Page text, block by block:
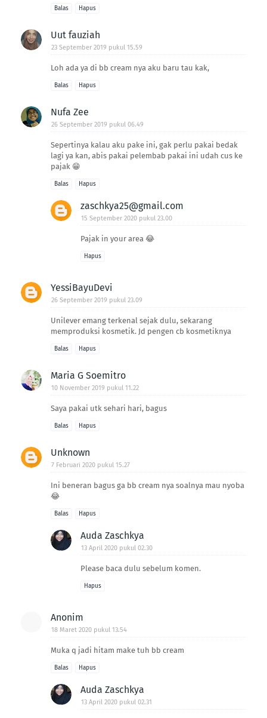
Balas Hapus
Uut fauziah
23 September 2019 pukul 15.59
Loh ada ya di bb cream nya aku baru tau kak,
Balas Hapus
Nufa Zee
26 September 2019 pukul 06.49
Sepertinya kalau aku pake ini, gak perlu pakai bedak
lagi ya kan, abis pakai pelembab pakai ini udah cus ke
pajak 😁
Balas Hapus
zaschkya25@gmail.com
15 September 2020 pukul 23.00
Pajak in your area 😂
Hapus
YessiBayuDevi
26 September 2019 pukul 23.09
Unilever emang terkenal sejak dulu, sekarang
memproduksi kosmetik. Jd pengen cb kosmetiknya
Balas Hapus
Maria G Soemitro
10 November 2019 pukul 11.22
Saya pakai utk sehari hari, bagus
Balas Hapus
Unknown
7 Februari 2020 pukul 15.27
Ini beneran bagus ga bb cream nya soalnya mau nyoba
😂
Balas Hapus
Auda Zaschkya
13 April 2020 pukul 02.30
Please baca dulu sebelum komen.
Hapus
Anonim
18 Maret 2020 pukul 13.54
Muka q jadi hitam make tuh bb cream
Balas Hapus
Auda Zaschkya
13 April 2020 pukul 02.31